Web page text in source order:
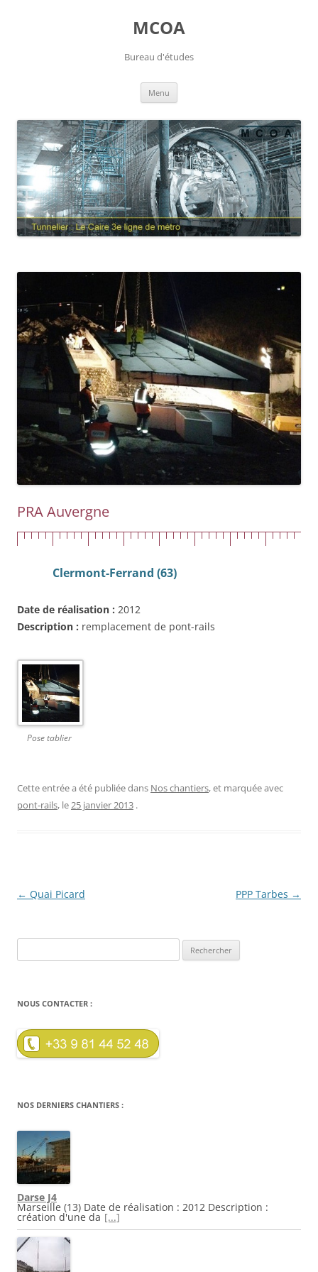
MCOA
Bureau d'études
Menu
PRA Auvergne
Clermont-Ferrand (63)
Date de réalisation : 2012
Description : remplacement de pont-rails
Pose tablier
Cette entrée a été publiée dans Nos chantiers, et marquée avec
pont-rails, le25 janvier 2013 .
Navigation
← Quai Picard PPP Tarbes →
NOUS CONTACTER :
NOS DERNIERS CHANTIERS :
Darse J4
Marseille (13) Date de réalisation : 2012 Description :
création d'une da [...]